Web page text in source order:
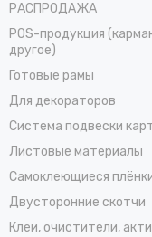
РАСПРОДАЖА
POS-продукция
другое)
Готовые рамы
Для декораторов
Система подвески
Листовые материалы
Самоклеющиеся
Двусторонние скотчи
Клеи, очистители,